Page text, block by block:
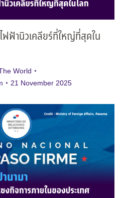
ฟฟ้านิวเคลียร์ที่ใหญ่ที่สุดใน
World
21 November 2025